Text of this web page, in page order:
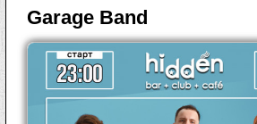
Garage Band